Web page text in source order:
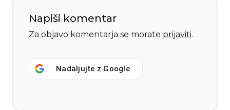
Napiši komentar
Za objavo komentarja se morate prijaviti.
Nadaljujte z Google